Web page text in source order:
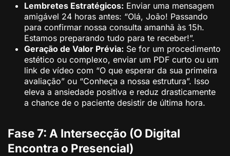
Lembretes Estratégicos: Enviar uma mensagem
amigável 24 horas antes: “Olá, João! Passando
para confirmar nossa consulta amanhã às 15h.
Estamos preparando tudo para te receber!”.
Geração de Valor Prévia: Se for um procedimento
estético ou complexo, enviar um PDF curto ou um
link de vídeo com “O que esperar da sua primeira
avaliação” ou “Conheça a nossa estrutura”. Isso
eleva a ansiedade positiva e reduz drasticamente
a chance de o paciente desistir de última hora.
Fase 7: A Intersecção (O Digital
Encontra o Presencial)